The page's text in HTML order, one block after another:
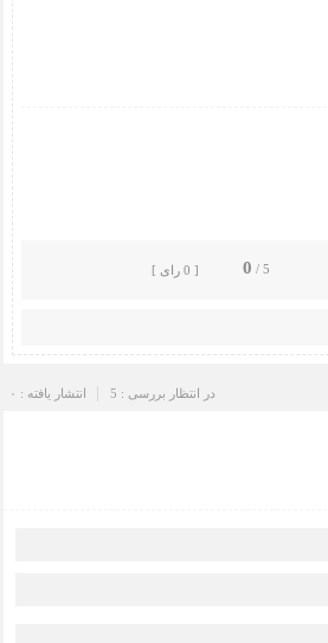
5 /
0 [ 0 رای ]
انتشار یافته : ۰ در انتظار بررسی : 5